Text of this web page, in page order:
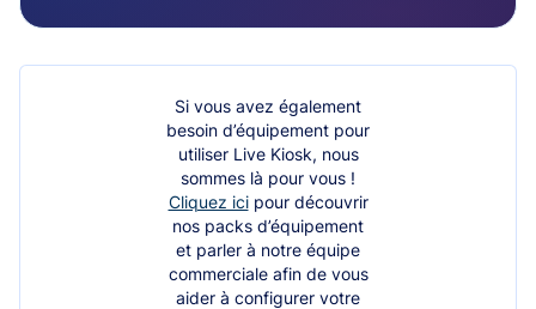
Si vous avez également
besoin d’équipement pour
utiliser Live Kiosk, nous
sommes là pour vous !
Cliquez icipour découvrir
nos packs d’équipement
et parler à notre équipe
commerciale afin de vous
aider à configurer votre